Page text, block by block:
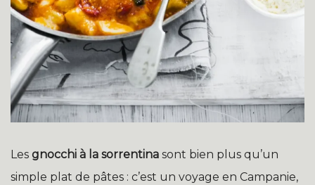
Les gnocchi à la sorrentina sont bien plus qu’un
simple plat de pâtes : c’est un voyage en Campanie,